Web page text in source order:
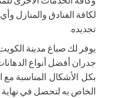
لكافة الفنادق والمنازل
تجديده.
يوفر لك صباغ مدينة
جدران أفضل أنواع
بكل الأشكال المناسبة مع
الخاص به لتحصل في